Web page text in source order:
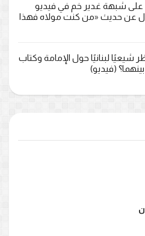
على شبهة غدير خم في فيديو
عن حديث «من كنت مولاه فهذا
شيعيًا لبنانيًا حول الإمامة وكتاب
بينهما؟ (فيديو)